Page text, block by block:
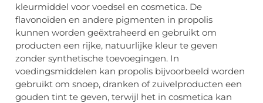
kleurmiddel voor voedsel en cosmetica. De
flavonoïden en andere pigmenten in propolis
kunnen worden geëxtraheerd en gebruikt om
producten een rijke, natuurlijke kleur te geven
zonder synthetische toevoegingen. In
voedingsmiddelen kan propolis bijvoorbeeld worden
gebruikt om snoep, dranken of zuivelproducten een
gouden tint te geven, terwijl het in cosmetica kan